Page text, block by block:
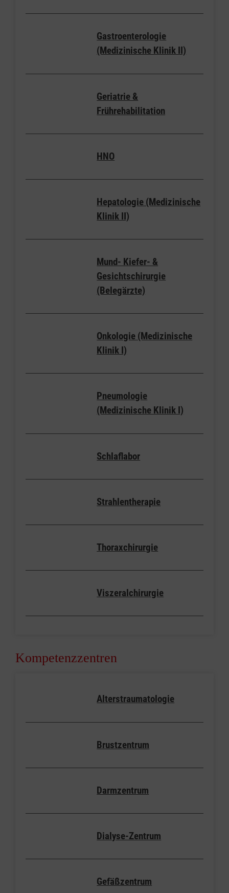
Gastroenterologie
(Medizinische Klinik II)
Geriatrie &
Frührehabilitation
HNO
Hepatologie (Medizinische
Klinik II)
Mund- Kiefer- &
Gesichtschirurgie
(Belegärzte)
Onkologie (Medizinische
Klinik I)
Pneumologie
(Medizinische Klinik I)
Schlaflabor
Strahlentherapie
Thoraxchirurgie
Viszeralchirurgie
Kompetenzzentren
Alterstraumatologie
Brustzentrum
Darmzentrum
Dialyse-Zentrum
Gefäßzentrum